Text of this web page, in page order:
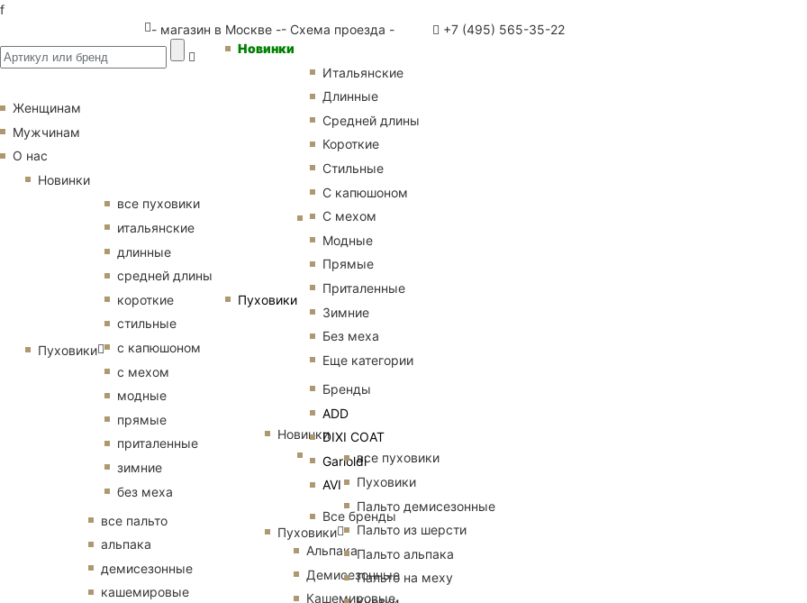
f
- магазин в Москве -- Схема проезда - +7 (495) 565-35-22
Новинки
Пуховики
Итальянские
Длинные
Средней длины
Короткие
Стильные
С капюшоном
С мехом
Модные
Прямые
Приталенные
Зимние
Без меха
Еще категории
Бренды
ADD
DIXI COAT
Garioldi
AVI
Все бренды
Альпака
Демисезонные
Кашемировые
Женщинам
Мужчинам
О нас
Новинки
Пуховики
все пуховики
итальянские
длинные
средней длины
короткие
стильные
с капюшоном
с мехом
модные
прямые
приталенные
зимние
без меха
все пальто
альпака
демисезонные
кашемировые
Новинки
Пуховики
все пуховики
Пуховики
Пальто демисезонные
Пальто из шерсти
Пальто альпака
Пальто на меху